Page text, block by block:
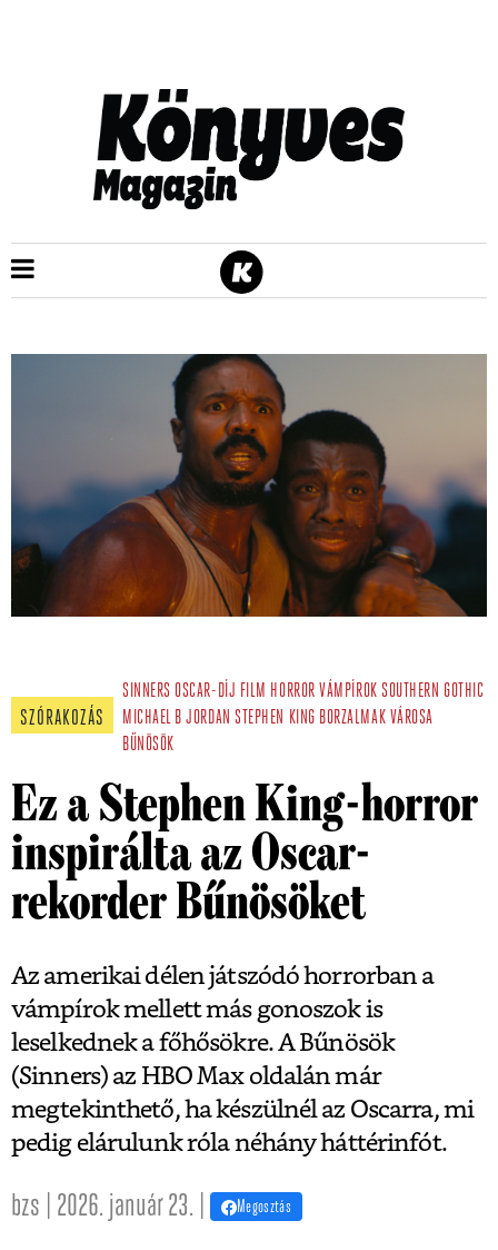
SZÓRAKOZÁS
SINNERS OSCAR-DÍJ FILM HORROR VÁMPÍROK SOUTHERN GOTHIC
MICHAEL B JORDAN STEPHEN KING BORZALMAK VÁROSA
BŰNÖSÖK
Ez a Stephen King-horror
inspirálta az Oscar-
rekorder Bűnösöket
Az amerikai délen játszódó horrorban a
vámpírok mellett más gonoszok is
leselkednek a főhősökre. A Bűnösök
(Sinners) az HBO Max oldalán már
megtekinthető, ha készülnél az Oscarra, mi
pedig elárulunk róla néhány háttérinfót.
bzs | 2026. január 23. | Megosztás